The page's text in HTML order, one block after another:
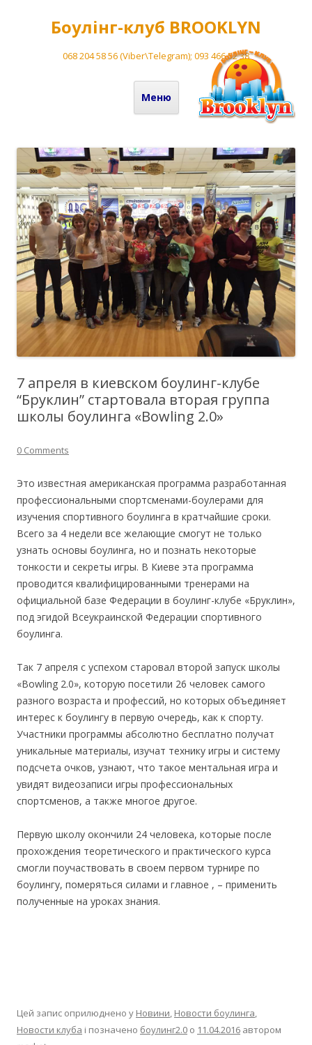
Боулінг-клуб BROOKLYN
068 204 58 56 (Viber\Telegram); 093 466 52 38
Меню
Перейти до вмісту
7 апреля в киевском боулинг-клубе
“Бруклин” стартовала вторая группа
школы боулинга «Bowling 2.0»
0 Comments
Это известная американская программа разработанная
профессиональными спортсменами-боулерами для
изучения спортивного боулинга в кратчайшие сроки.
Всего за 4 недели все желающие смогут не только
узнать основы боулинга, но и познать некоторые
тонкости и секреты игры. В Киеве эта программа
проводится квалифицированными тренерами на
официальной базе Федерации в боулинг-клубе «Бруклин»,
под эгидой Всеукраинской Федерации спортивного
боулинга.
Так 7 апреля с успехом старовал второй запуск школы
«Bowling 2.0», которую посетили 26 человек самого
разного возраста и профессий, но которых объединяет
интерес к боулингу в первую очередь, как к спорту.
Участники программы абсолютно бесплатно получат
уникальные материалы, изучат технику игры и систему
подсчета очков, узнают, что такое ментальная игра и
увидят видеозаписи игры профессиональных
спортсменов, а также многое другое.
Первую школу окончили 24 человека, которые после
прохождения теоретического и практического курса
смогли поучаствовать в своем первом турнире по
боулингу, померяться силами и главное , – применить
полученные на уроках знания.
Цей запис оприлюднено у Новини, Новости боулинга,
Новости клуба і позначено боулинг2.0 о 11.04.2016 автором